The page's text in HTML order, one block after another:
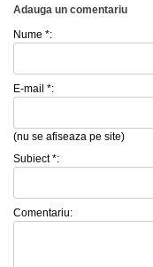
Adauga un comentariu
Nume *:
E-mail *:
(nu se afiseaza pe site)
Subiect *:
Comentariu: